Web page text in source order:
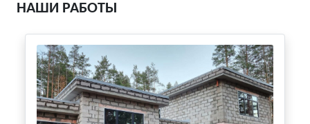
НАШИ РАБОТЫ